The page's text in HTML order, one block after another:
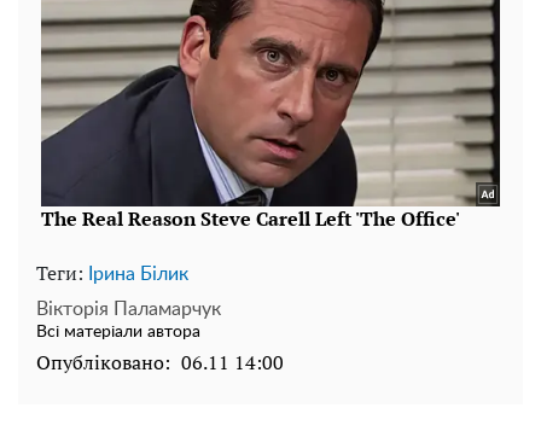
Теги:
Ірина Білик
Вікторія Паламарчук
Всі матеріали автора
Опубліковано: 06.11 14:00